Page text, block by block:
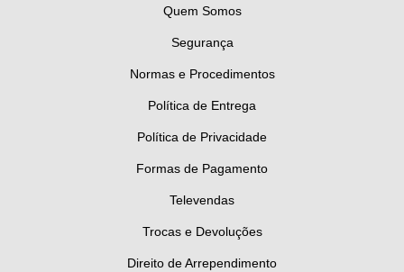
Quem Somos
Segurança
Normas e Procedimentos
Política de Entrega
Política de Privacidade
Formas de Pagamento
Televendas
Trocas e Devoluções
Direito de Arrependimento